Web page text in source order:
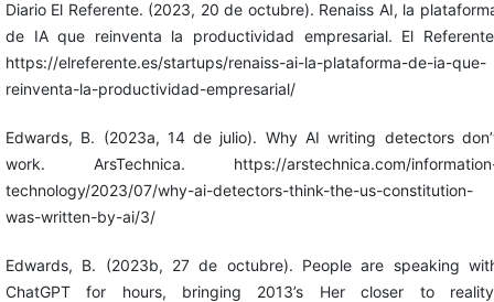
Diario El Referente. (2023, 20 de octubre). Renaiss AI, la
de IA que reinventa la productividad empresarial. El
https://elreferente.es/startups/renaiss-ai-la-plataforma-de-ia-que-
reinventa-la-productividad-empresarial/
Edwards, B. (2023a, 14 de julio). Why AI writing detectors
work. ArsTechnica. https://arstechnica.com/
technology/2023/07/why-ai-detectors-think-the-us-constitution-
was-written-by-ai/3/
Edwards, B. (2023b, 27 de octubre). People are speaking
ChatGPT for hours, bringing 2013’s Her closer to